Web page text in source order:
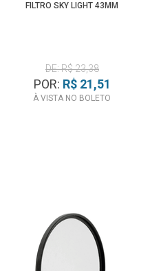
FILTRO SKY LIGHT 43MM
DE: R$ 23,38
POR: R$ 21,51
À VISTA NO BOLETO